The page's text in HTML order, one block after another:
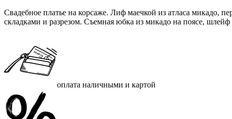
Свадебное платье на корсаже. Лиф маечкой из атласа микадо,
складками и разрезом. Съемная юбка из микадо на поясе, шлейф
оплата наличными и картой